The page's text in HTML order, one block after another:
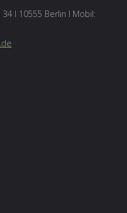
I 10555 Berlin I Mobil: